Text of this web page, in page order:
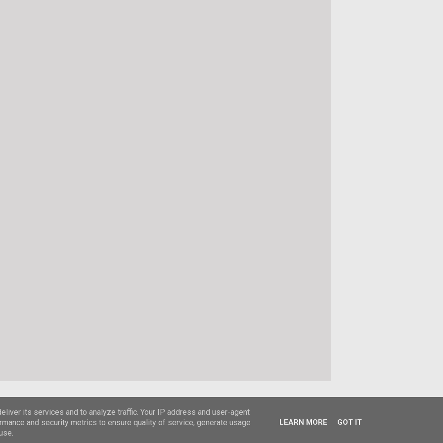
© Stefanie Hombach
its services and to analyze traffic. Your IP address and user-agent
and security metrics to ensure quality of service, generate usage
LEARN MORE GOT IT